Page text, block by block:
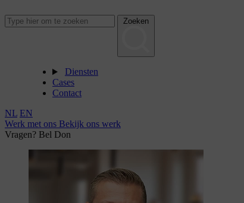
Zoeken
Diensten
Cases
Contact
NL EN
Werk met ons Bekijk ons werk
Vragen? Bel Don